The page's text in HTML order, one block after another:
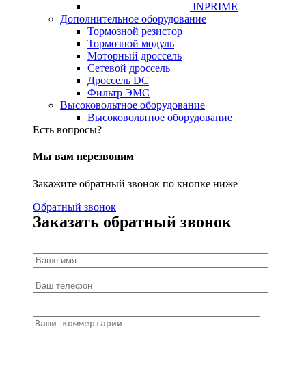
INPRIME
Дополнительное оборудование
Тормозной резистор
Тормозной модуль
Моторный дроссель
Сетевой дроссель
Дроссель DC
Фильтр ЭМС
Высоковольтное оборудование
Высоковольтное оборудование
Есть вопросы?
Мы вам перезвоним
Закажите обратный звонок по кнопке ниже
Обратный звонок
Заказать обратный звонок